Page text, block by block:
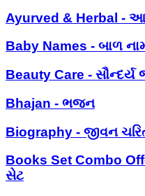
Ayurved & Herbal -
Baby Names - બાળ
Beauty Care -
Bhajan - ભજન
Biography - જીવન
Books Set Combo
સેટ